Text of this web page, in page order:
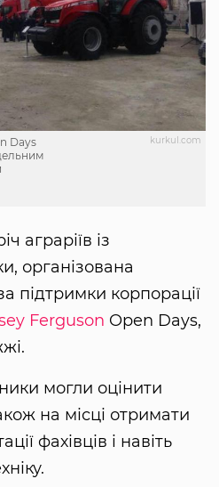
kurkul.com
Days
аграріїв із
організована
підтримки корпорації
Ferguson Open Days,
могли оцінити
на місці отримати
фахівців і навіть